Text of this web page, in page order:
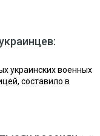
украинских военных
составило в